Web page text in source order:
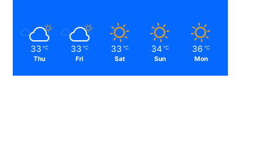
33 ℃
Thu
33 ℃
Fri
33 ℃
Sat
34 ℃
Sun
36 ℃
Mon